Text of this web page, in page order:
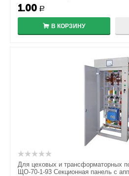
1.00 Р
В КОРЗИНУ
Для цеховых и трансформаторных
ЩО-70-1-93 Секционная панель с